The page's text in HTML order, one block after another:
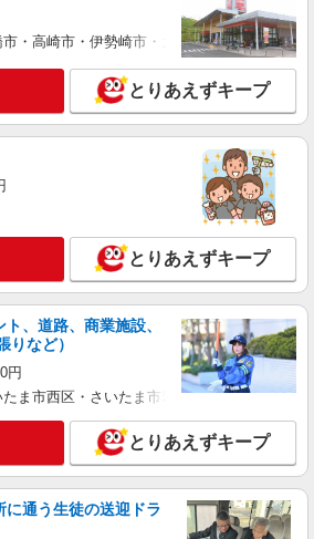
・高崎市・伊勢崎市・太田市・館林市・藤
とりあえずキープ
とりあえずキープ
、道路、商業施設、
りなど）
円
ま市西区・さいたま市岩槻区・久喜市・蓮田
とりあえずキープ
に通う生徒の送迎ドラ